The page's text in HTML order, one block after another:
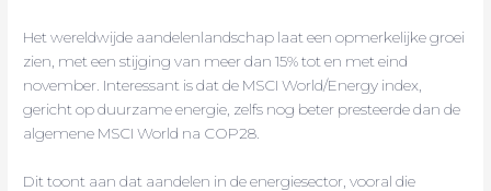
Het wereldwijde aandelenlandschap laat een opmerkelijke groei
zien, met een stijging van meer dan 15% tot en met eind
november. Interessant is dat de MSCI World/Energy index,
gericht op duurzame energie, zelfs nog beter presteerde dan de
algemene MSCI World na COP28.
Dit toont aan dat aandelen in de energiesector, vooral die